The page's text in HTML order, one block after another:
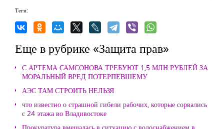
Теги:
Еще в рубрике «Защита прав»
С АРТЕМА САМСОНОВА ТРЕБУЮТ 1,5 МЛН РУБЛЕЙ ЗА
МОРАЛЬНЫЙ ВРЕД ПОТЕРПЕВШЕМУ
АЭС ТАМ СТРОИТЬ НЕЛЬЗЯ
что известно о страшной гибели рабочих, которые сорвались
с 24 этажа во Владивостоке